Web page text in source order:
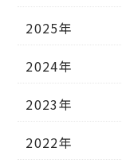
2025年
2024年
2023年
2022年